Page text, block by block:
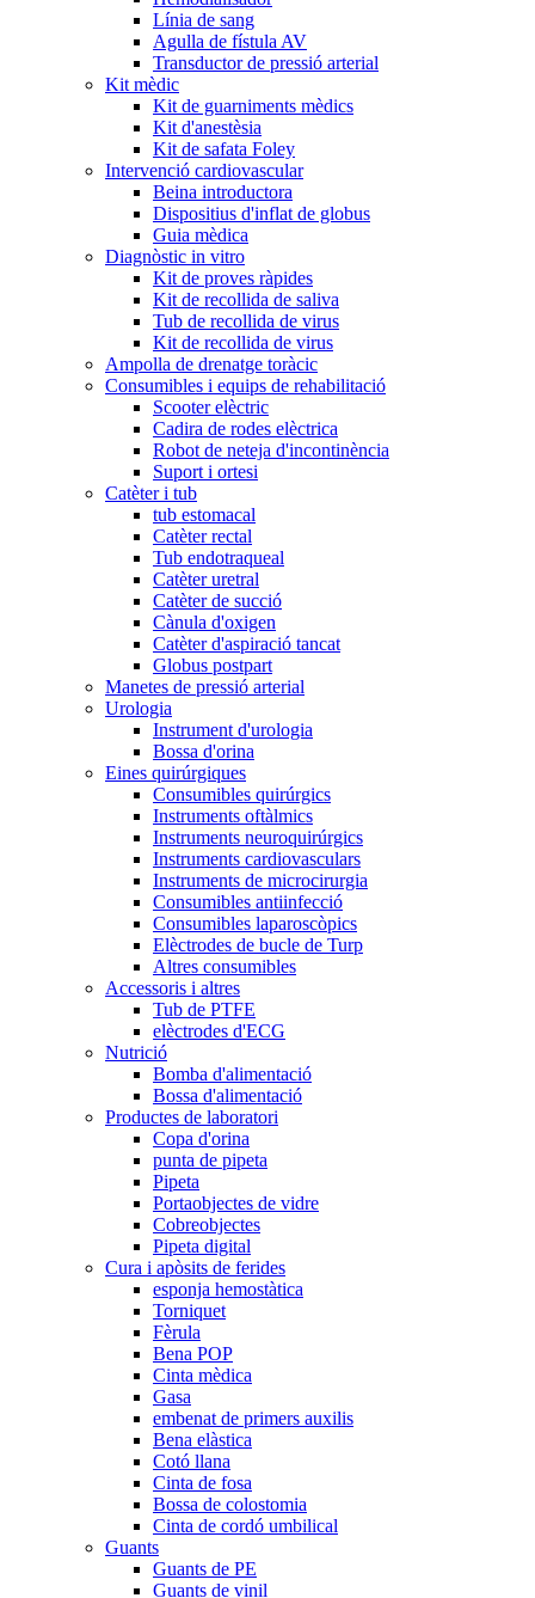
Línia de sang
Agulla de fístula AV
Transductor de pressió arterial
Kit mèdic
Kit de guarniments mèdics
Kit d'anestèsia
Kit de safata Foley
Intervenció cardiovascular
Beina introductora
Dispositius d'inflat de globus
Guia mèdica
Diagnòstic in vitro
Kit de proves ràpides
Kit de recollida de saliva
Tub de recollida de virus
Kit de recollida de virus
Ampolla de drenatge toràcic
Consumibles i equips de rehabilitació
Scooter elèctric
Cadira de rodes elèctrica
Robot de neteja d'incontinència
Suport i ortesi
Catèter i tub
tub estomacal
Catèter rectal
Tub endotraqueal
Catèter uretral
Catèter de succió
Cànula d'oxigen
Catèter d'aspiració tancat
Globus postpart
Manetes de pressió arterial
Urologia
Instrument d'urologia
Bossa d'orina
Eines quirúrgiques
Consumibles quirúrgics
Instruments oftàlmics
Instruments neuroquirúrgics
Instruments cardiovasculars
Instruments de microcirurgia
Consumibles antiinfecció
Consumibles laparoscòpics
Elèctrodes de bucle de Turp
Altres consumibles
Accessoris i altres
Tub de PTFE
elèctrodes d'ECG
Nutrició
Bomba d'alimentació
Bossa d'alimentació
Productes de laboratori
Copa d'orina
punta de pipeta
Pipeta
Portaobjectes de vidre
Cobreobjectes
Pipeta digital
Cura i apòsits de ferides
esponja hemostàtica
Torniquet
Fèrula
Bena POP
Cinta mèdica
Gasa
embenat de primers auxilis
Bena elàstica
Cotó llana
Cinta de fosa
Bossa de colostomia
Cinta de cordó umbilical
Guants
Guants de PE
Guants de vinil